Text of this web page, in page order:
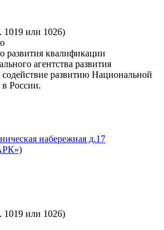
1019 или 1026)
развития квалификации
агентства развития
развитию Национальной
России.
набережная д.17
1019 или 1026)